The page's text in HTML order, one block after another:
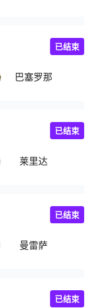
巴塞罗那
已结束
莱里达
已结束
曼雷萨
已结束
已结束